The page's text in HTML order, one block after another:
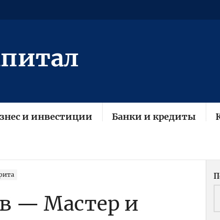
и инвестиции Банки и кредиты
— Мастер и